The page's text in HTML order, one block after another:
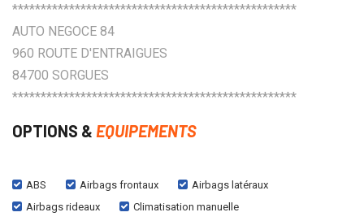
**************************************************
AUTO NEGOCE 84
960 ROUTE D'ENTRAIGUES
84700 SORGUES
**************************************************
OPTIONS & EQUIPEMENTS
ABS Airbags frontaux
Airbags latéraux
Airbags rideaux
Climatisation manuelle